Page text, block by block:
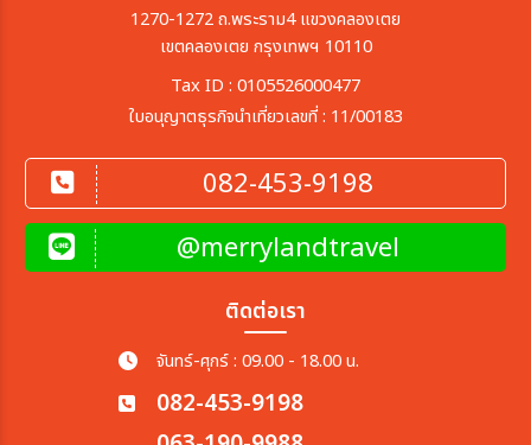
1270-1272 ถ.พระราม4 แขวงคลองเตย
เขตคลองเตย กรุงเทพฯ 10110
Tax ID : 0105526000477
ใบอนุญาตธุรกิจนำเที่ยวเลขที่ : 11/00183
082-453-9198
@merrylandtravel
ติดต่อเรา
จันทร์-ศุกร์ : 09.00 - 18.00 น.
082-453-9198